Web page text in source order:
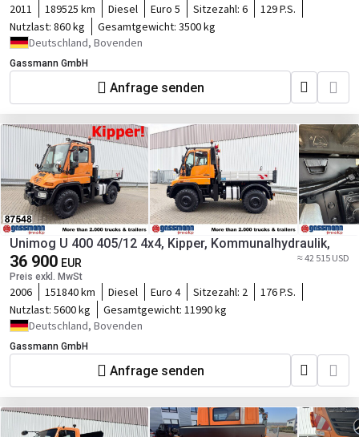
2011 189525 km Diesel Euro 5 Sitzezahl: 6
129 P.S.
Nutzlast: 860 kg Gesamtgewicht: 3500 kg
Deutschland, Bovenden
Gassmann GmbH
Anfrage senden
Unimog U 400 405/12 4x4, Kipper, Kommunalhydraulik,
36 900 EUR
Preis exkl. MwSt
≈ 42 515 USD
2006 151840 km Diesel Euro 4 Sitzezahl: 2
176 P.S.
Nutzlast: 5600 kg Gesamtgewicht: 11990 kg
Deutschland, Bovenden
Gassmann GmbH
Anfrage senden